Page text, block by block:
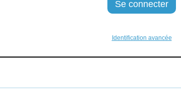
Identification avancée